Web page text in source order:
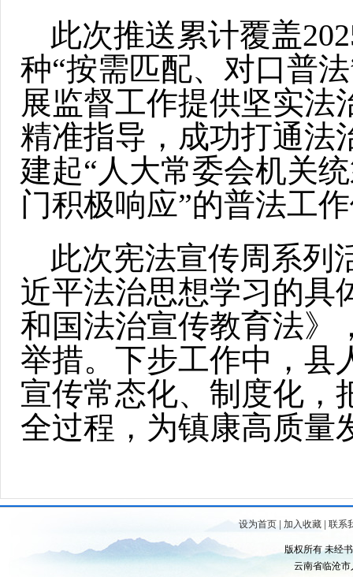
此次推送累计覆盖
种“按需匹配、对口普
展监督工作提供坚实法
精准指导，成功打通法
建起“人大常委会机关
门积极响应”的普法工
此次宪法宣传周系列
近平法治思想学习的具
和国法治宣传教育法》
举措。下步工作中，县
宣传常态化、制度化，
全过程，为镇康高质量
设为首页 加入收藏 联系
版权所有 未经
云南省临沧